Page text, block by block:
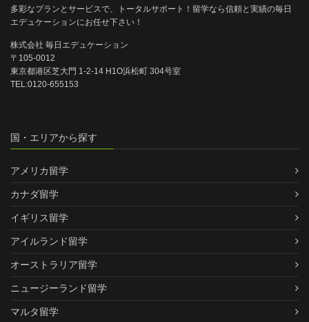
多彩なプランとサービスで、トータルサポート！留学なら信頼と実績の毎日
エデュケーションにお任せ下さい！
株式会社 毎日エデュケーション
〒105-0012
東京都港区芝大門 1-2-14 H1O浜松町 304号室
TEL:0120-655153
国・エリアから探す
アメリカ留学
カナダ留学
イギリス留学
アイルランド留学
オーストラリア留学
ニュージーランド留学
マルタ留学